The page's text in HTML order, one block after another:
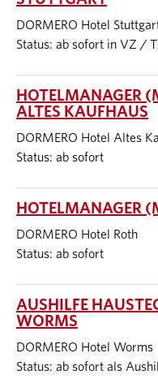
DORMERO Hotel
Status: ab sofort in VZ /
HOTELMANAGER
ALTES KAUFHAUS
DORMERO Hotel Altes
Status: ab sofort
HOTELMANAGER
DORMERO Hotel Roth
Status: ab sofort
AUSHILFE
WORMS
DORMERO Hotel Worms
Status: ab sofort als